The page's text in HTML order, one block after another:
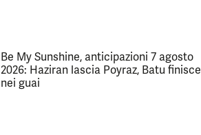
Be My Sunshine, anticipazioni 7 agosto
2026: Haziran lascia Poyraz, Batu finisce
nei guai